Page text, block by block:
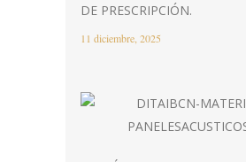
DE PRESCRIPCIÓN.
11 diciembre, 2025